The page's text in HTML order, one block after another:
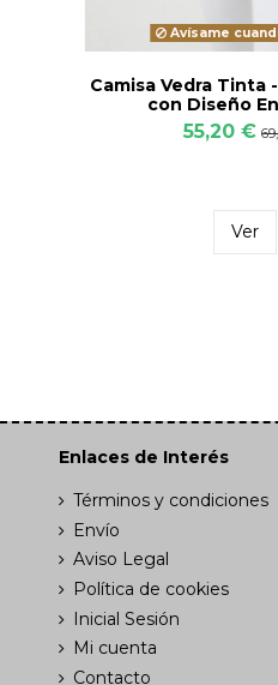
Avísame
Camisa Vedra Tinta
con Diseño
55,20 €
Ver
Enlaces de Interés
Términos y condiciones
Envío
Aviso Legal
Política de cookies
Inicial Sesión
Mi cuenta
Contacto